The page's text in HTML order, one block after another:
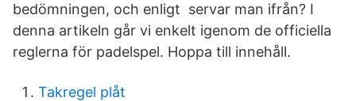
bedömningen, och enligt servar man ifrån? I
denna artikeln går vi enkelt igenom de officiella
reglerna för padelspel. Hoppa till innehåll.
Takregel plåt